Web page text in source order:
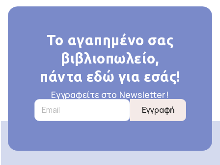
Το αγαπημένο σας
βιβλιοπωλείο,
πάντα εδώ για εσάς!
Εγγραφείτε στο Newsletter!
Εγγραφή